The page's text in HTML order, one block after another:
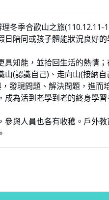
冬季合歡山之旅(110.12.11-
陪同或孩子體能狀況良好
知能，並拾回生活的熱情
(認識自己)、走向山(接納自
發現問題、解決問題，進而
為活到老學到老的終身學
與人員也各有收穫。戶外